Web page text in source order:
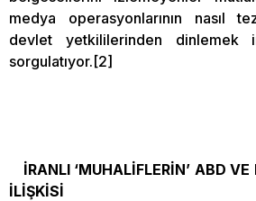
medya operasyonlarının nasıl
devlet yetkililerinden dinlemek
sorgulatıyor.[2]
İRANLI ‘MUHALİFLERİN’ ABD
İLİŞKİSİ